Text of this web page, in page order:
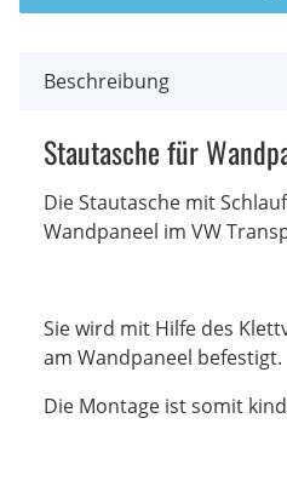
Beschreibung
Stautasche für
Die Stautasche mit
Wandpaneel im VW
Sie wird mit Hilfe des
am Wandpaneel befestigt.
Die Montage ist somit